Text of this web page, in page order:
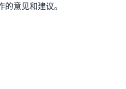
意见和建议。